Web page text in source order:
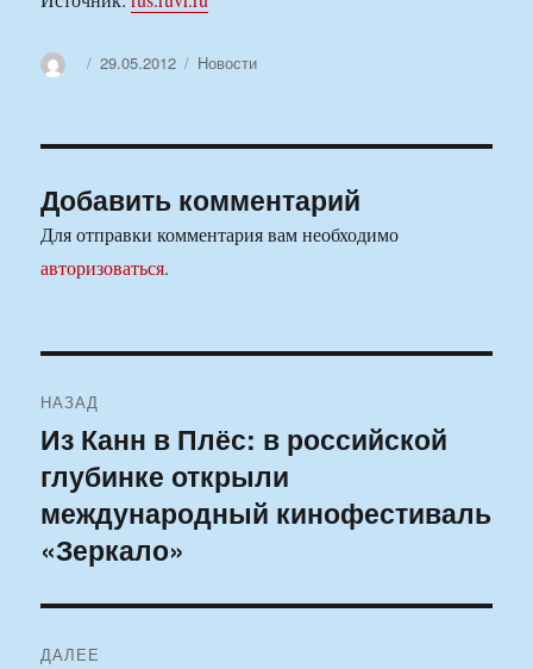
АвторОпубликовано
29.05.2012 Рубрики
Новости
Добавить комментарий
Для отправки комментария вам необходимо
авторизоваться.
по
записям
НАЗАД
Предыдущая
запись:
Из Канн в Плёс: в российской
глубинке открыли
международный кинофестиваль
«Зеркало»
ДАЛЕЕ